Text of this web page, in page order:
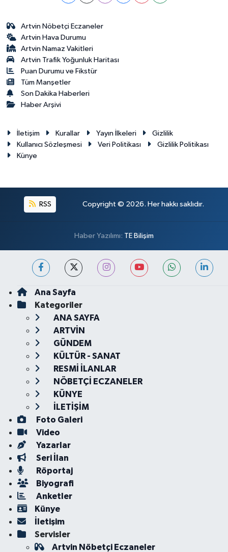
Artvin Nöbetçi Eczaneler
Artvin Hava Durumu
Artvin Namaz Vakitleri
Artvin Trafik Yoğunluk Haritası
Puan Durumu ve Fikstür
Tüm Manşetler
Son Dakika Haberleri
Haber Arşivi
İletişim Kurallar Yayın İlkeleri
Gizlilik
Kullanıcı Sözleşmesi
Veri Politikası
Gizlilik Politikası
Künye
RSS Copyright © 2026. Her hakkı saklıdır.
Haber Yazılımı: TE Bilişim
Ana Sayfa
Kategoriler
ANA SAYFA
ARTVİN
GÜNDEM
KÜLTÜR - SANAT
RESMİ İLANLAR
NÖBETÇİ ECZANELER
KÜNYE
İLETİŞİM
Foto Galeri
Video
Yazarlar
Seri İlan
Röportaj
Biyografi
Anketler
Künye
İletişim
Servisler
Artvin Nöbetçi Eczaneler